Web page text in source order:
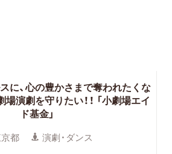
に、心の豊かさまで奪われたくな
演劇を守りたい！！ 「小劇場エイ
ド基金」
都 演劇・ダンス